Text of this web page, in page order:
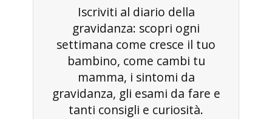
Iscriviti al diario della
gravidanza: scopri ogni
settimana come cresce il tuo
bambino, come cambi tu
mamma, i sintomi da
gravidanza, gli esami da fare e
tanti consigli e curiosità.